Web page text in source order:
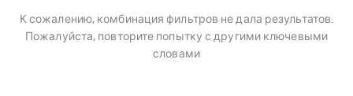
К сожалению, комбинация фильтров не дала результатов.
Пожалуйста, повторите попытку с другими ключевыми
словами